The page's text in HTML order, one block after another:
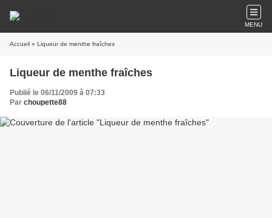
MENU
Accueil » Liqueur de menthe fraîches
Liqueur de menthe fraîches
Publié le 06/11/2009 à 07:33
Par choupette88